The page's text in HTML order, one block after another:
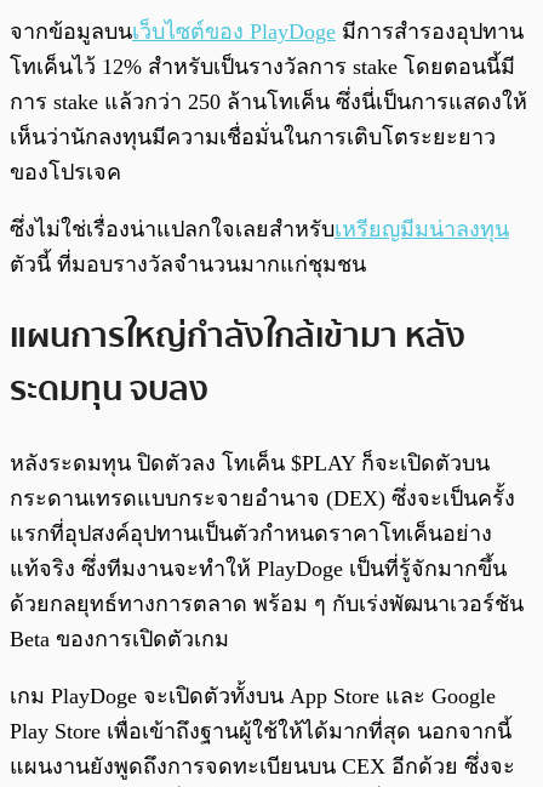
จากข้อมูลบนเว็บไซต์ของ PlayDoge มีการสำรองอุปทาน
โทเค็นไว้ 12% สำหรับเป็นรางวัลการ stake โดยตอนนี้มี
การ stake แล้วกว่า 250 ล้านโทเค็น ซึ่งนี่เป็นการแสดงให้
เห็นว่านักลงทุนมีความเชื่อมั่นในการเติบโตระยะยาว
ของโปรเจค
ซึ่งไม่ใช่เรื่องน่าแปลกใจเลยสำหรับเหรียญมีมน่าลงทุน
ตัวนี้ ที่มอบรางวัลจำนวนมากแก่ชุมชน
แผนการใหญ่กำลังใกล้เข้ามา หลัง
ระดมทุน จบลง
หลังระดมทุน ปิดตัวลง โทเค็น $PLAY ก็จะเปิดตัวบน
กระดานเทรดแบบกระจายอำนาจ (DEX) ซึ่งจะเป็นครั้ง
แรกที่อุปสงค์อุปทานเป็นตัวกำหนดราคาโทเค็นอย่าง
แท้จริง ซึ่งทีมงานจะทำให้ PlayDoge เป็นที่รู้จักมากขึ้น
ด้วยกลยุทธ์ทางการตลาด พร้อม ๆ กับเร่งพัฒนาเวอร์ชัน
Beta ของการเปิดตัวเกม
เกม PlayDoge จะเปิดตัวทั้งบน App Store และ Google
Play Store เพื่อเข้าถึงฐานผู้ใช้ให้ได้มากที่สุด นอกจากนี้
แผนงานยังพูดถึงการจดทะเบียนบน CEX อีกด้วย ซึ่งจะ